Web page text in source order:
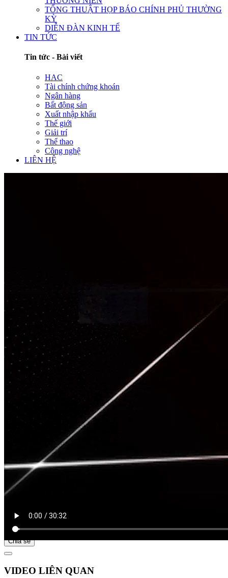
TỔNG THUẬT HỌP BÁO CHÍNH PHỦ THƯỜNG
KỲ
DIỄN ĐÀN KINH TẾ
TIN TỨC
Tin tức - Bài viết
HAC
Tài chính chứng khoán
Ngân hàng
Bất động sản
Xuất nhập khẩu
Thế giới
Giải trí
Thể thao
Công nghệ
LIÊN HỆ
Bắt đầu tại
Chia sẻ
VIDEO LIÊN QUAN